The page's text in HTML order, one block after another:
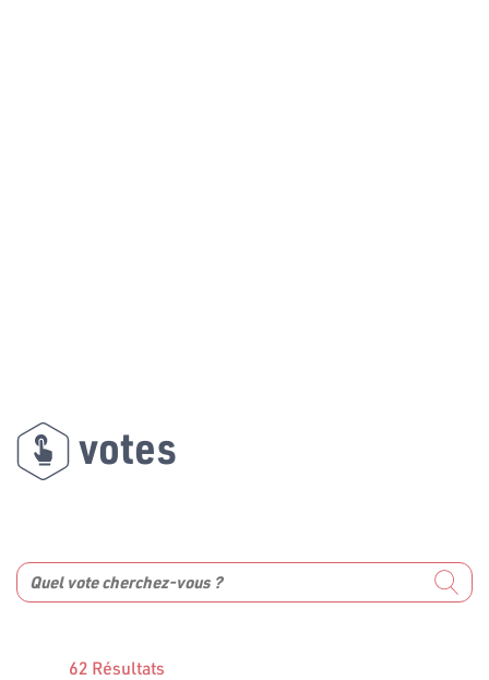
votes
62 Résultats